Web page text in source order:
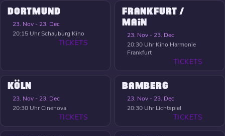
DORTMUND
23. Nov - 23. Dec
20:15 UhrSchauburg Kino
TICKETS
FRANKFURT /
MAIN
23. Nov - 23. Dec
20:30 Uhr Kino Harmonie
Frankfurt
TICKETS
KÖLN
23. Nov - 23. Dec
20:30 UhrCinenova
TICKETS
BAMBERG
23. Nov - 23. Dec
20:30 Uhr Lichtspiel
TICKETS